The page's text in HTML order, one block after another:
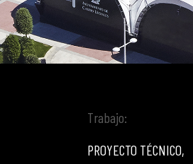
Trabajo:
PROYECTO TÉCNICO,